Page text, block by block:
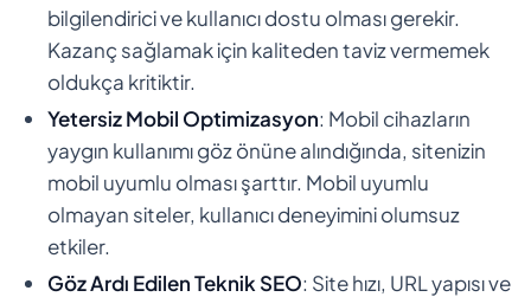
bilgilendirici ve kullanıcı dostu olması gerekir.
Kazanç sağlamak için kaliteden taviz vermemek
oldukça kritiktir.
Yetersiz Mobil Optimizasyon: Mobil cihazların
yaygın kullanımı göz önüne alındığında, sitenizin
mobil uyumlu olması şarttır. Mobil uyumlu
olmayan siteler, kullanıcı deneyimini olumsuz
etkiler.
Göz Ardı Edilen Teknik SEO: Site hızı, URL yapısı ve